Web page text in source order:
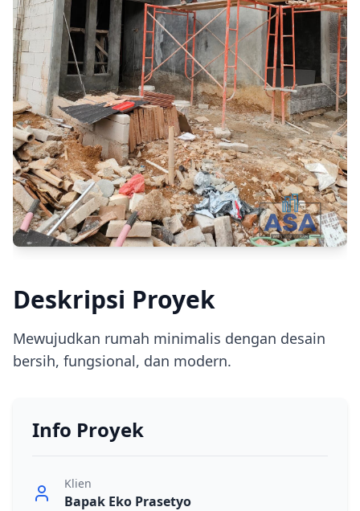
Deskripsi Proyek
Mewujudkan rumah minimalis dengan desain
bersih, fungsional, dan modern.
Info Proyek
Klien
Bapak Eko Prasetyo